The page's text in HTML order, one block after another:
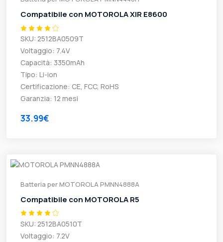
Compatibile con MOTOROLA XIR E8600
SKU: 2512BA0509T
Voltaggio: 7.4V
Capacità: 3350mAh
Tipo: Li-ion
Certificazione: CE, FCC, RoHS
Garanzia: 12 mesi
33.99€
Batteria per MOTOROLA PMNN4888A
Compatibile con MOTOROLA R5
SKU: 2512BA0510T
Voltaggio: 7.2V